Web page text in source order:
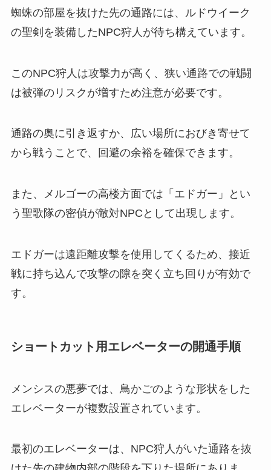
蜘蛛の部屋を抜けた先の通路には、ルドウイーク
の聖剣を装備したNPC狩人が待ち構えています。
このNPC狩人は攻撃力が高く、狭い通路での戦闘
は被弾のリスクが増すため注意が必要です。
通路の奥に引き返すか、広い場所におびき寄せて
から戦うことで、回避の余裕を確保できます。
また、メルゴーの高楼方面では「エドガー」とい
う聖歌隊の密偵が敵対NPCとして出現します。
エドガーは遠距離攻撃を使用してくるため、接近
戦に持ち込んで攻撃の隙を突く立ち回りが有効で
す。
ショートカット用エレベーターの開通手順
メンシスの悪夢では、鳥かごのような形状をした
エレベーターが複数設置されています。
最初のエレベーターは、NPC狩人がいた通路を抜